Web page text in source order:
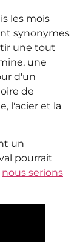
les mois
synonymes
une tout
une
d'un
de
l'acier et la
un
pourrait
nous serions